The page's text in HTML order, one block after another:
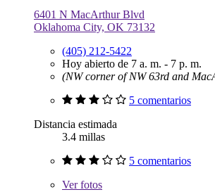
6401 N MacArthur Blvd
Oklahoma City, OK 73132
(405) 212-5422
Hoy abierto de 7 a. m. - 7 p. m.
(NW corner of NW 63rd and
5 comentarios
Distancia estimada
3.4 millas
5 comentarios
Verfotos